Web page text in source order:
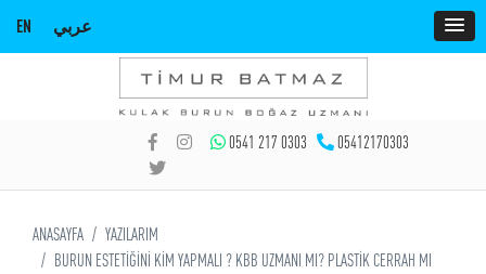
EN عربي
0541 217 0303 05412170303
ANASAYFA
YAZILARIM
BURUN ESTETİĞİNİ KİM YAPMALI ? KBB UZMANI MI? PLASTİK CERRAH MI